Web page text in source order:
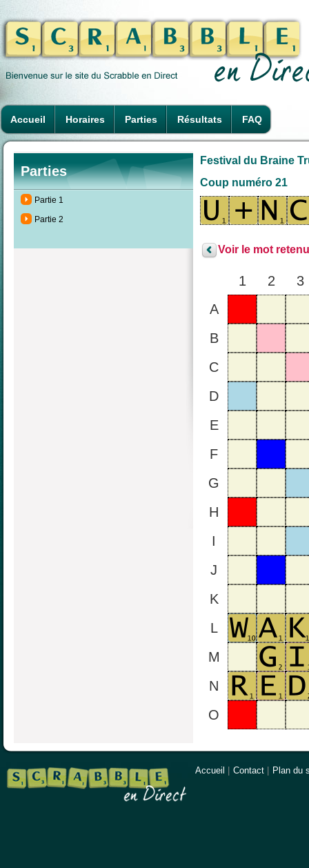
Accueil Horaires Parties Résultats FAQ
Parties
Partie 1
Partie 2
Festival du Braine
Coup numéro 21
Voir le mot
1 2
3
A
B
C
D
E
F
G
H
I
J
K
L
M
N
O
Accueil Contact Plan du